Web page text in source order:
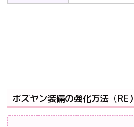
ボズヤン装備の強化方法（RE）